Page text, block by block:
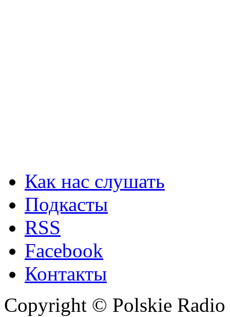
Как нас слушать
Подкасты
RSS
Facebook
Контакты
Copyright © Polskie